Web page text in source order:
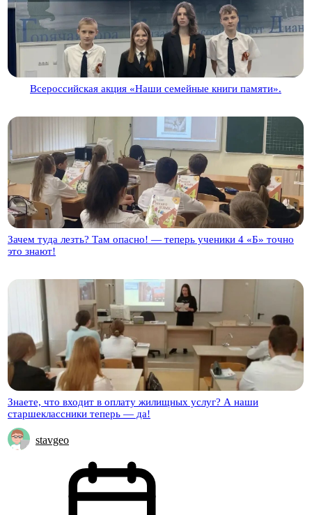
Всероссийская акция «Наши семейные книги памяти».
Зачем туда лезть? Там опасно! — теперь ученики 4 «Б» точно
это знают!
Знаете, что входит в оплату жилищных услуг? А наши
старшеклассники теперь — да!
stavgeo